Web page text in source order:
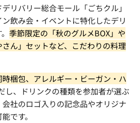
リバリー総合モール「ごちクル」
飲み会・イベントに特化したデリ
季節限定の「秋のグルメBOX」や
さん」セットなど、こだわりの料理
梱包、アレルギー・ビーガン・ハ
し、ドリンクの種類を参加者が選ぶ
社のロゴ入りの記念品やオリジナ
です。